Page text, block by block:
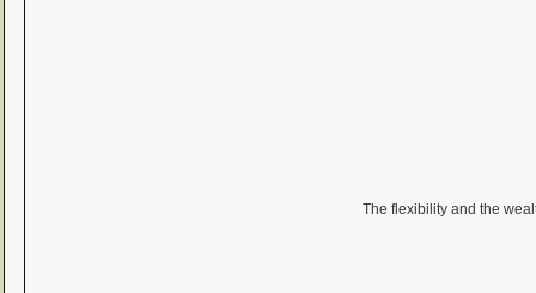
The flexibility and the